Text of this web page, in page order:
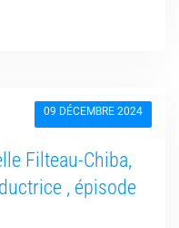
09 DÉCEMBRE 2024
Filteau-Chiba,
, épisode